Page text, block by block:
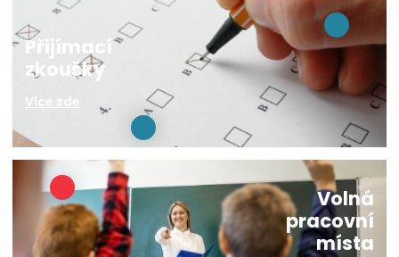
Přijímací
zkoušky
Více zde
Volná
pracovní
místa